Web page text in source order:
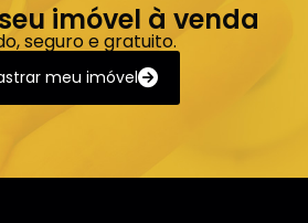
imóvel à venda
seguro e gratuito.
meu imóvel